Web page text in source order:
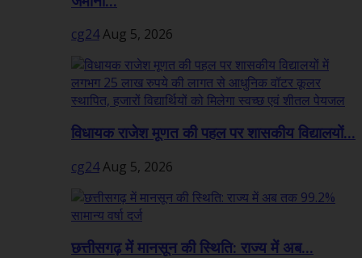
cg24Aug 5, 2026
विधायक राजेश मूणत की पहल पर शासकीय विद्यालयों...
cg24Aug 5, 2026
छत्तीसगढ़ में मानसून की स्थिति: राज्य में अब...